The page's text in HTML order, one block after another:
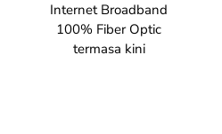
Internet Broadband
100% Fiber Optic
termasa kini